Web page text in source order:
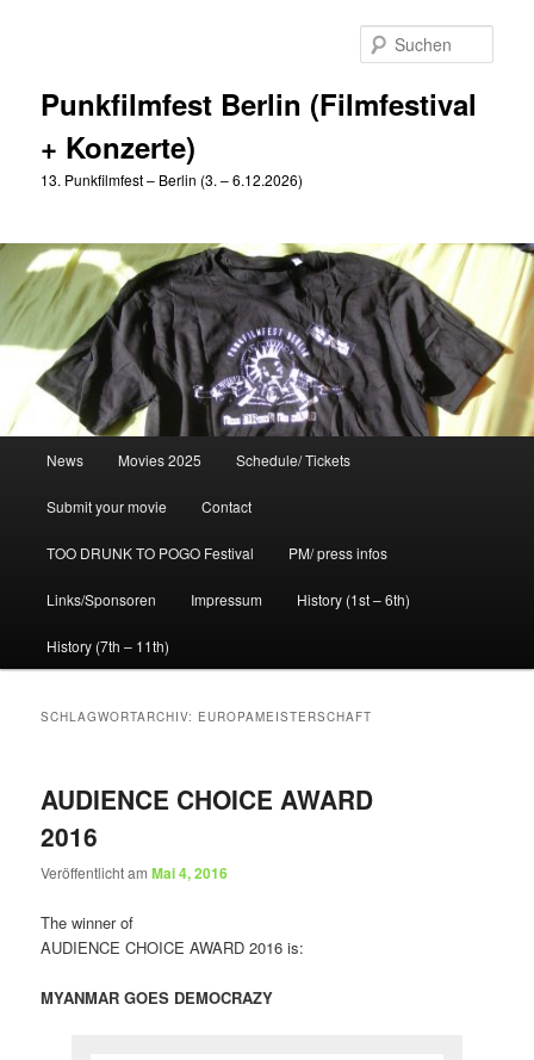
Punkfilmfest Berlin (Filmfestival
+ Konzerte)
13. Punkfilmfest – Berlin (3. – 6.12.2026)
News Movies 2025 Schedule/ Tickets
Submit your movie Contact
TOO DRUNK TO POGO Festival PM/ press infos
Links/Sponsoren Impressum History (1st – 6th)
History (7th – 11th)
SCHLAGWORTARCHIV: EUROPAMEISTERSCHAFT
AUDIENCE CHOICE AWARD
2016
Veröffentlicht amMai 4, 2016
The winner of
AUDIENCE CHOICE AWARD 2016 is:
MYANMAR GOES DEMOCRAZY